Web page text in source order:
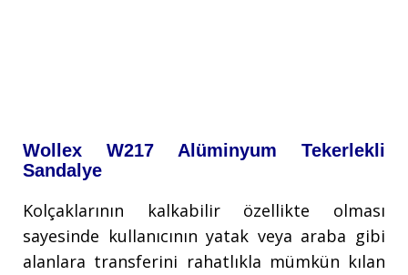
Wollex W217 Alüminyum Tekerlekli
Sandalye
Kolçaklarının kalkabilir özellikte olması
sayesinde kullanıcının yatak veya araba gibi
alanlara transferini rahatlıkla mümkün kılan